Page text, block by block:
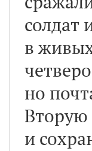
солдат
в
но
и